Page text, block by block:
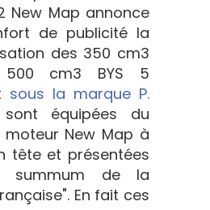
New Map annonce
de publicité la
des 350 cm3
cm3 BYS 5
sous la marque P.
équipées du
New Map à
tête et présentées
summum de la
En fait ces